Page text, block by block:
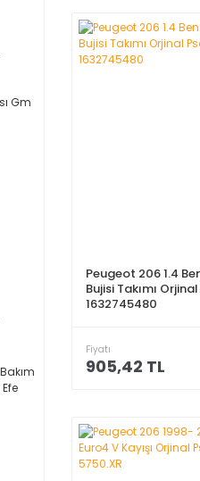
Peugeot 206 1.4
Bujisi Takımı
1632745480
Fiyatı
905,42 TL